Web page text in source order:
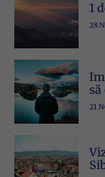
1
28
să
21